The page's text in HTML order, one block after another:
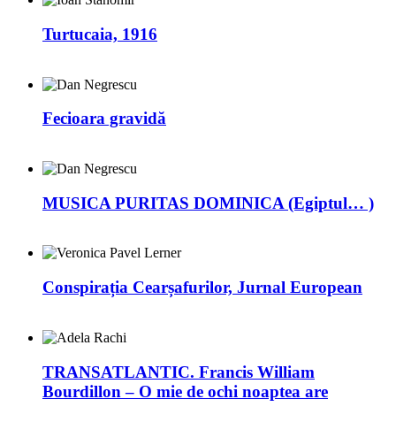
Turtucaia, 1916
Fecioara gravidă
MUSICA PURITAS DOMINICA (Egiptul… )
Conspirația Cearșafurilor, Jurnal European
TRANSATLANTIC. Francis William
Bourdillon – O mie de ochi noaptea are